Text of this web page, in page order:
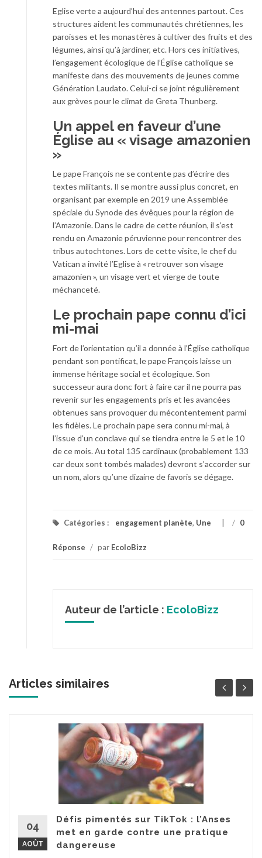
Eglise verte a aujourd’hui des antennes partout. Ces
structures aident les communautés chrétiennes, les
paroisses et les monastères à cultiver des fruits et des
légumes, ainsi qu’à jardiner, etc. Hors ces initiatives,
l’engagement écologique de l’Église catholique se
manifeste dans des mouvements de jeunes comme
Génération Laudato. Celui-ci se joint régulièrement
aux grèves pour le climat de Greta Thunberg.
Un appel en faveur d’une
Église au « visage amazonien
»
Le pape François ne se contente pas d’écrire des
textes militants. Il se montre aussi plus concret, en
organisant par exemple en 2019 une Assemblée
spéciale du Synode des évêques pour la région de
l’Amazonie. Dans le cadre de cette réunion, il s’est
rendu en Amazonie péruvienne pour rencontrer des
tribus autochtones. Lors de cette visite, le chef du
Vatican a invité l’Eglise à « retrouver son visage
amazonien », un visage vert et vierge de toute
méchanceté.
Le prochain pape connu d’ici
mi-mai
Fort de l’orientation qu’il a donnée à l’Église catholique
pendant son pontificat, le pape François laisse un
immense héritage social et écologique. Son
successeur aura donc fort à faire car il ne pourra pas
revenir sur les engagements pris et les avancées
obtenues sans provoquer du mécontentement parmi
les fidèles. Le prochain pape sera connu mi-mai, à
l’issue d’un conclave qui se tiendra entre le 5 et le 10
de ce mois. Au total 135 cardinaux (probablement 133
car deux sont tombés malades) devront s’accorder sur
un nom, alors qu’une dizaine de favoris se dégage.
Catégories : engagement planète, Une / 0
Réponse / par EcoloBizz
Auteur de l’article : EcoloBizz
Articles similaires
04
AOÛT
Défis pimentés sur TikTok : l’Anses
met en garde contre une pratique
dangereuse